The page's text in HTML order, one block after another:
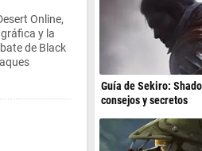
Online,
y la
de Black
Guía de Sekiro:
consejos y secretos